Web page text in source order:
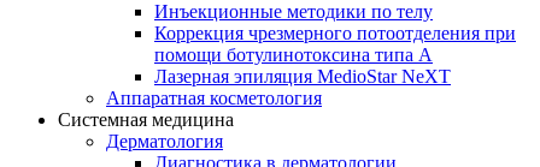
Инъекционные методики по телу
Коррекция чрезмерного потоотделения при
помощи ботулинотоксина типа А
Лазерная эпиляция MedioStar NeXT
Аппаратная косметология
Системная медицина
Дерматология
Диагностика в дерматологии